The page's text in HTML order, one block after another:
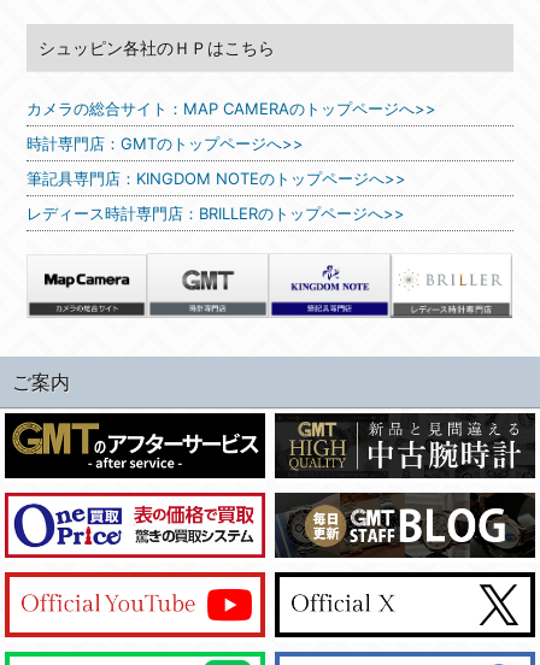
シュッピン各社のＨＰはこちら
カメラの総合サイト：MAP CAMERAのトップページへ>>
時計専門店：GMTのトップページへ>>
筆記具専門店：KINGDOM NOTEのトップページへ>>
レディース時計専門店：BRILLERのトップページへ>>
ご案内